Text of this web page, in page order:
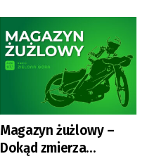
Magazyn żużlowy –
Dokąd zmierza